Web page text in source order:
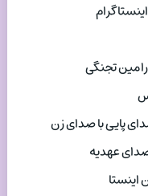
تجنگی
پایی با صدای زن
صدای عهدیه
اینستا